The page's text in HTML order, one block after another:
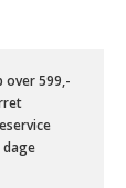
over 599,-
dage